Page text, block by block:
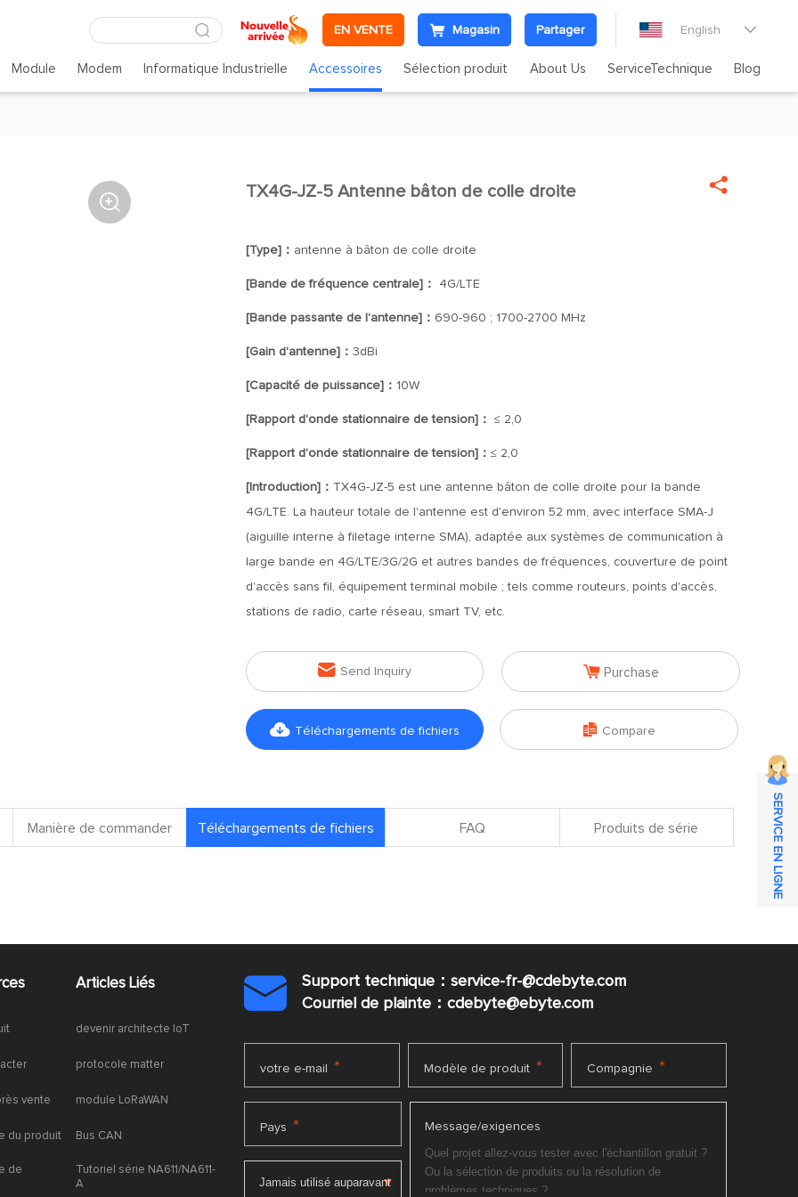
EN VENTE Magasin Partager English 
Module Modem Informatique Industrielle Accessoires Sélection produit About Us ServiceTechnique Blog

TX4G-JZ-5 Antenne bâton de colle droite 
[Type]： antenne à bâton de colle droite
[Bande de fréquence centrale]： 4G/LTE
[Bande passante de l'antenne]： 690-960 ; 1700-2700 MHz
[Gain d'antenne]： 3dBi
[Capacité de puissance]： 10W
[Rapport d'onde stationnaire de tension]： ≤ 2,0
[Rapport d'onde stationnaire de tension]： ≤ 2,0
[Introduction]： TX4G-JZ-5 est une antenne bâton de colle droite pour la bande
4G/LTE. La hauteur totale de l'antenne est d'environ 52 mm, avec interface SMA-J
(aiguille interne à filetage interne SMA), adaptée aux systèmes de communication à
large bande en 4G/LTE/3G/2G et autres bandes de fréquences, couverture de point
d'accès sans fil, équipement terminal mobile ; tels comme routeurs, points d'accès,
stations de radio, carte réseau, smart TV, etc.
 Send Inquiry  Purchase
 Téléchargements de fichiers  Compare
Manière de commander Téléchargements de fichiers FAQ Produits de série
vente
du produit
de
Articles Liés
devenir architecte IoT
protocole matter
module LoRaWAN
Bus CAN
Tutoriel série NA611/NA611-
A

Support technique：service-fr-@cdebyte.com
Courriel de plainte：cdebyte@ebyte.com
votre e-mail * Modèle de produit * Compagnie *
Pays * Message/exigences
SERVICE EN LIGNE